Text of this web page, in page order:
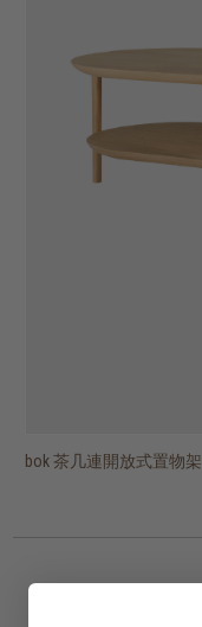
bok 茶几連開放式置物架
ring 茶几 - 橢圓形
luna 茶几
boomerang 茶几
knut 茶几 - 圓形
knut 茶几 - 正方形
PI 茶几
PI 茶几
柚木根茶几
artisan 茶几 - 長方形